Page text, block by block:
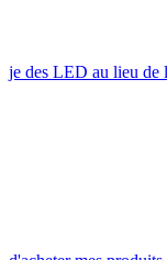
je des LED au lieu de